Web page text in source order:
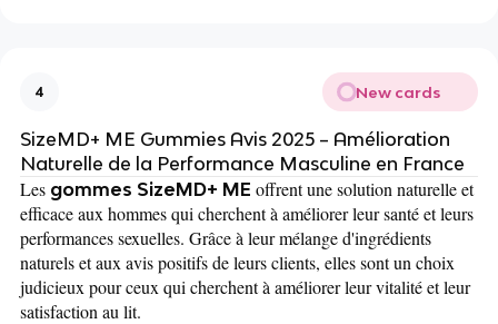
4 New cards
SizeMD+ ME Gummies Avis 2025 – Amélioration
Naturelle de la Performance Masculine en France
Les gommes SizeMD+ ME offrent une solution naturelle et
efficace aux hommes qui cherchent à améliorer leur santé et leurs
performances sexuelles. Grâce à leur mélange d'ingrédients
naturels et aux avis positifs de leurs clients, elles sont un choix
judicieux pour ceux qui cherchent à améliorer leur vitalité et leur
satisfaction au lit.